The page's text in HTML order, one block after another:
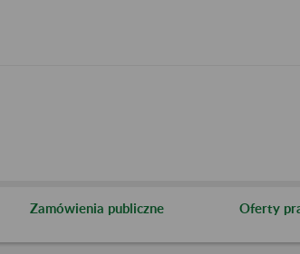
Zamówienia publiczne Oferty